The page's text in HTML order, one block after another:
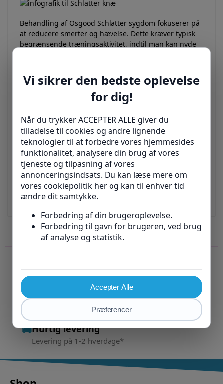
Behandling af Osgood Schlatter sygdom fokuserer på
at reducere smerter og hævelse. Dette kræver typisk
begrænsende træningsaktivitet, indtil man kan nyde
måneder efterfulgt af et styrketræningsprogram.
Din læge kan anbefale yderligere
behandlingsmetoder. Det kunne f.eks. være:
Strækøvelser. Strækninger foran og bag på låret
(quadriceps og hamstrings muskler) kan hjælpe
med at lindre smerter og forhindre sygdommen i
at vende tilbage.
Ikke-steroid antiinflammatorisk medicin.
Lægemidler som ibuprofen og naproxen reducerer
smerter og hævelse.
Fra anerkendte producenter
☎ 5-stjernet kundeservice
Hjælp på chat, telefon og mail
↔ Gratis ombytning
30 dages gratis* ombytning
🚚Hurtig levering
Levering på 1-2 hverdage*